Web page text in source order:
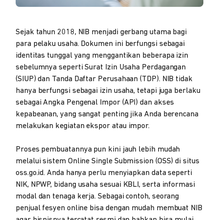
Sejak tahun 2018, NIB menjadi gerbang utama bagi
para pelaku usaha. Dokumen ini berfungsi sebagai
identitas tunggal yang menggantikan beberapa izin
sebelumnya seperti Surat Izin Usaha Perdagangan
(SIUP) dan Tanda Daftar Perusahaan (TDP). NIB tidak
hanya berfungsi sebagai izin usaha, tetapi juga berlaku
sebagai Angka Pengenal Impor (API) dan akses
kepabeanan, yang sangat penting jika Anda berencana
melakukan kegiatan ekspor atau impor.
Proses pembuatannya pun kini jauh lebih mudah
melalui sistem Online Single Submission (OSS) di situs
oss.go.id. Anda hanya perlu menyiapkan data seperti
NIK, NPWP, bidang usaha sesuai KBLI, serta informasi
modal dan tenaga kerja. Sebagai contoh, seorang
penjual fesyen online bisa dengan mudah membuat NIB